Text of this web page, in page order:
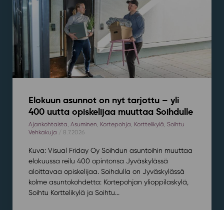
Elokuun asunnot on nyt tarjottu – yli
400 uutta opiskelijaa muuttaa Soihdulle
Ajankohtaista Asuminen Kortepohja Korttelikylä Soihtu
Vehkakuja / 8.7.2026
Kuva: Visual Friday Oy Soihdun asuntoihin muuttaa
elokuussa reilu 400 opintonsa Jyväskylässä
aloittavaa opiskelijaa. Soihdulla on Jyväskylässä
kolme asuntokohdetta: Kortepohjan ylioppilaskylä,
Soihtu Korttelikylä ja Soihtu...